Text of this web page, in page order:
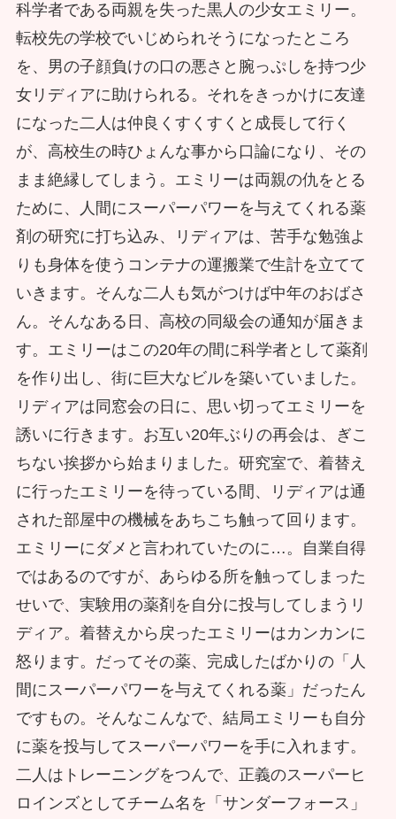
科学者である両親を失った黒人の少女エミリー。
転校先の学校でいじめられそうになったところ
を、男の子顔負けの口の悪さと腕っぷしを持つ少
女リディアに助けられる。それをきっかけに友達
になった二人は仲良くすくすくと成長して行く
が、高校生の時ひょんな事から口論になり、その
まま絶縁してしまう。エミリーは両親の仇をとる
ために、人間にスーパーパワーを与えてくれる薬
剤の研究に打ち込み、リディアは、苦手な勉強よ
りも身体を使うコンテナの運搬業で生計を立てて
いきます。そんな二人も気がつけば中年のおばさ
ん。そんなある日、高校の同級会の通知が届きま
す。エミリーはこの20年の間に科学者として薬剤
を作り出し、街に巨大なビルを築いていました。
リディアは同窓会の日に、思い切ってエミリーを
誘いに行きます。お互い20年ぶりの再会は、ぎこ
ちない挨拶から始まりました。研究室で、着替え
に行ったエミリーを待っている間、リディアは通
された部屋中の機械をあちこち触って回ります。
エミリーにダメと言われていたのに…。自業自得
ではあるのですが、あらゆる所を触ってしまった
せいで、実験用の薬剤を自分に投与してしまうリ
ディア。着替えから戻ったエミリーはカンカンに
怒ります。だってその薬、完成したばかりの「人
間にスーパーパワーを与えてくれる薬」だったん
ですもの。そんなこんなで、結局エミリーも自分
に薬を投与してスーパーパワーを手に入れます。
二人はトレーニングをつんで、正義のスーパーヒ
ロインズとしてチーム名を「サンダーフォース」